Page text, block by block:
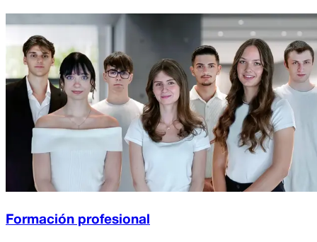
Formación profesional